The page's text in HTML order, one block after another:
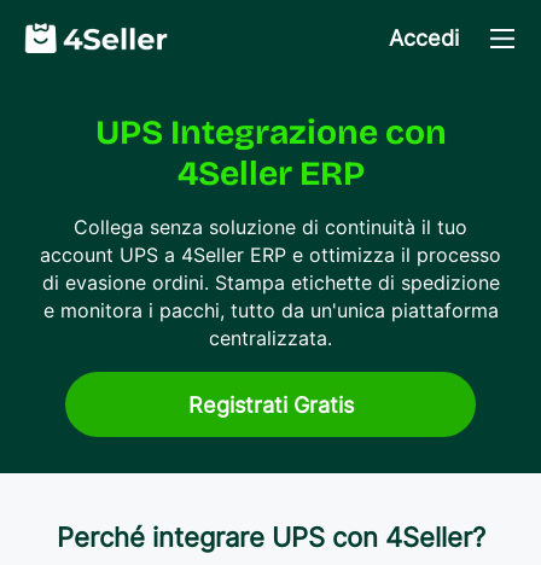
Accedi
UPS Integrazione con
4Seller ERP
Collega senza soluzione di continuità il tuo
account UPS a 4Seller ERP e ottimizza il processo
di evasione ordini. Stampa etichette di spedizione
e monitora i pacchi, tutto da un'unica piattaforma
centralizzata.
Registrati Gratis
Perché integrare UPS con 4Seller?